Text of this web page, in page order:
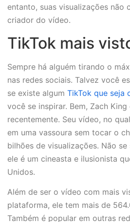
entanto, suas visualizações não
criador do vídeo.
TikTok mais
Sempre há alguém tirando o
nas redes sociais. Talvez você
se existe algum TikTok que seja
você se inspirar. Bem, Zach
recentemente. Seu vídeo, no
em uma vassoura sem tocar o
bilhões de visualizações. Não
ele é um cineasta e ilusionista
Unidos.
Além de ser o vídeo com mais
plataforma, ele tem mais de
Também é popular em outras